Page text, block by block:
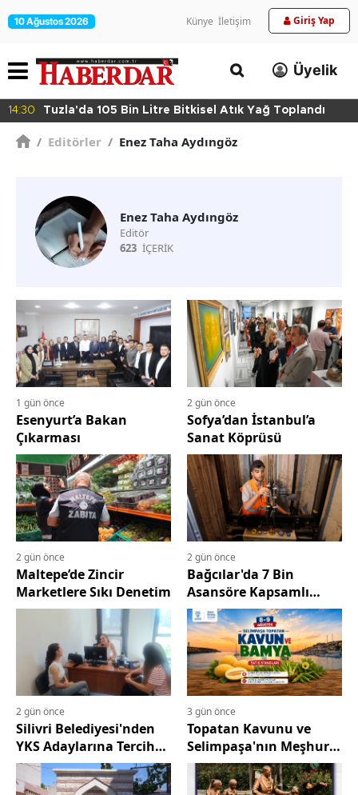
10 Ağustos 2026 Künye İletişim Giriş Yap
Üyelik
14:30 Tuzla'da 105 Bin Litre Bitkisel Atık Yağ Toplandı
/ Editörler / Enez Taha Aydıngöz
Enez Taha Aydıngöz
Editör
623 İÇERİK
1 gün önce
Esenyurt’a Bakan
Çıkarması
2 gün önce
Sofya’dan İstanbul’a
Sanat Köprüsü
2 gün önce
Maltepe’de Zincir
Marketlere Sıkı Denetim
2 gün önce
Bağcılar'da 7 Bin
Asansöre Kapsamlı
Denetim
2 gün önce
Silivri Belediyesi'nden
YKS Adaylarına Tercih
Desteği
3 gün önce
Topatan Kavunu ve
Selimpaşa'nın Meşhur
Bamyası Vatandaşlarla
Buluşuyor